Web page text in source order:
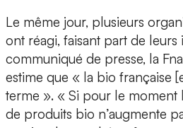
Le même jour, plusieurs
ont réagi, faisant part de leurs
communiqué de presse, la
estime que « la bio française
terme ». « Si pour le moment
de produits bio n’augmente